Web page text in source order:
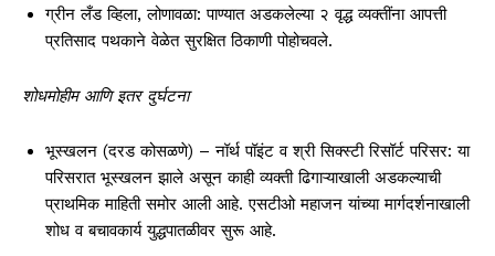
ग्रीन लँड व्हिला, लोणावळा: पाण्यात अडकलेल्या २ वृद्ध व्यक्तींना आपत्ती
प्रतिसाद पथकाने वेळेत सुरक्षित ठिकाणी पोहोचवले.
शोधमोहीम आणि इतर दुर्घटना
भूस्खलन (दरड कोसळणे) – नॉर्थ पॉइंट व श्री सिक्स्टी रिसॉर्ट परिसर: या
परिसरात भूस्खलन झाले असून काही व्यक्ती ढिगाऱ्याखाली अडकल्याची
प्राथमिक माहिती समोर आली आहे. एसटीओ महाजन यांच्या मार्गदर्शनाखाली
शोध व बचावकार्य युद्धपातळीवर सुरू आहे.